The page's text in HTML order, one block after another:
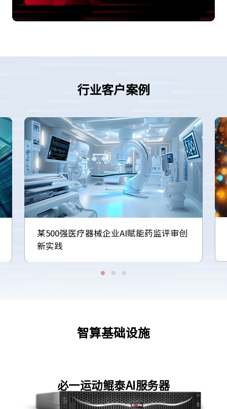
行业客户案例
某500强医疗器械企业AI赋能药监评审创
新实践
智算基础设施
必一运动鲲泰AI服务器